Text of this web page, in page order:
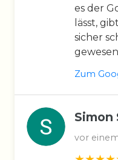
es der
lässt,
sicher
Zum
Simon
vor